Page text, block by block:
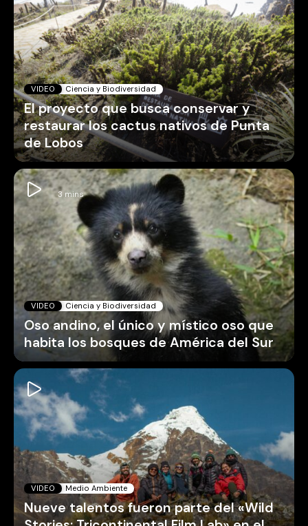
VIDEO Ciencia y Biodiversidad
El proyecto que busca conservar y
restaurar los cactus nativos de Punta
de Lobos
VIDEO Ciencia y Biodiversidad
Oso andino, el único y místico oso que
habita los bosques de América del Sur
VIDEO Medio Ambiente
Nueve talentos fueron parte del «Wild